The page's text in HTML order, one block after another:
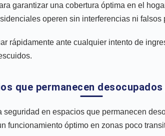
garantizar una cobertura óptima en el
operen sin interferencias ni falsos
rápidamente ante cualquier intento de
que permanecen
en espacios que permanecen
funcionamiento óptimo en zonas poco